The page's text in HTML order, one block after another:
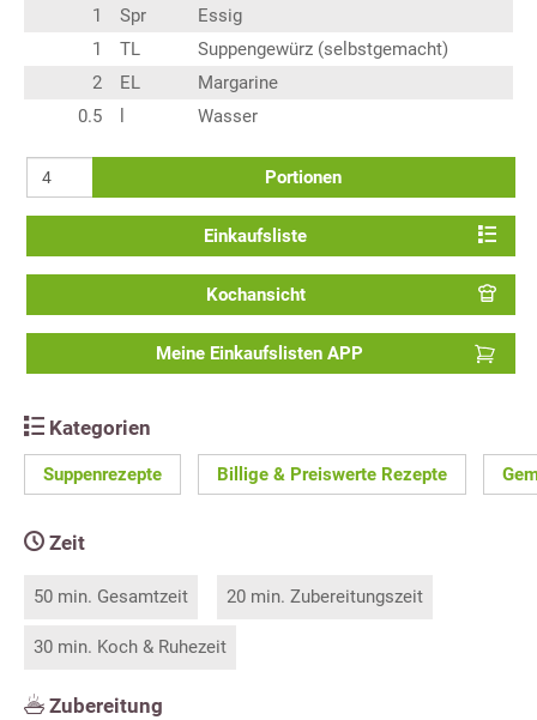
1
Spr
Essig
1
TL
Suppengewürz (selbstgemacht)
2
EL
Margarine
0.5
Wasser
Portionen
Einkaufsliste
Kochansicht
Meine Einkaufslisten APP
Kategorien
Suppenrezepte Billige & Preiswerte Rezepte
Zeit
50 min. Gesamtzeit 20 min. Zubereitungszeit
30 min. Koch & Ruhezeit
Zubereitung